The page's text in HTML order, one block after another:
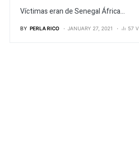
Víctimas eran de Senegal África...
BY PERLA RICO JANUARY 27, 2021 57